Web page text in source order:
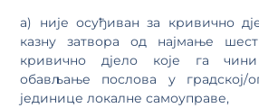
а) није осуђиван за кривично
казну затвора од најмање
кривично дјело које га
обављање послова у градској/
јединице локалне самоуправе,